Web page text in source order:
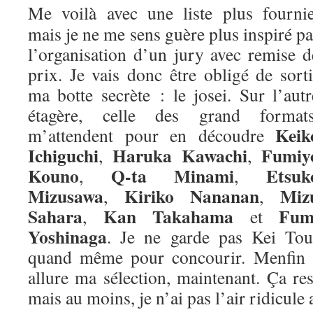
Me voilà avec une liste plus
mais je ne me sens guère plus inspiré
l’organisation d’un jury avec remise
prix. Je vais donc être obligé de
ma botte secrète : le josei. Sur
étagère, celle des grand
m’attendent pour en découdre
Ichiguchi, Haruka Kawachi,
Kouno, Q-ta Minami,
Mizusawa, Kiriko Nananan,
Sahara, Kan Takahama et
Yoshinaga. Je ne garde pas Kei
quand même pour concourir.
allure ma sélection, maintenant. Ça
mais au moins, je n’ai pas l’air ridicule